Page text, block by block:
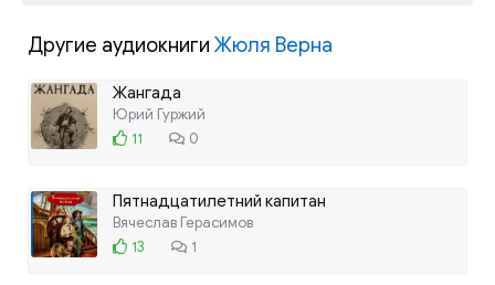
Другие аудиокниги Жюля Верна
Жангада
Юрий Гуржий
11
0
Пятнадцатилетний капитан
Вячеслав Герасимов
13
1